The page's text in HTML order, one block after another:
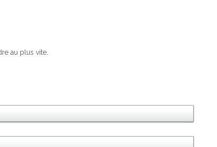
au plus vite.